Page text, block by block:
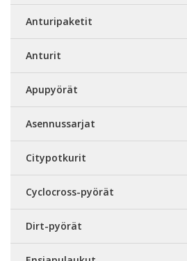
Anturipaketit
Anturit
Apupyörät
Asennussarjat
Citypotkurit
Cyclocross-pyörät
Dirt-pyörät